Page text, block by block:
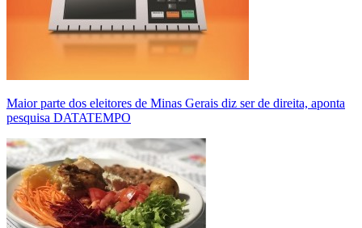
Maior parte dos eleitores de Minas Gerais diz ser de direita, aponta
pesquisa DATATEMPO